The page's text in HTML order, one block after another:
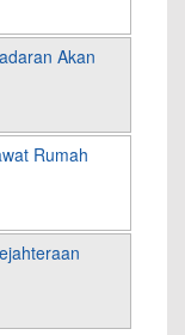
Akan
Rumah